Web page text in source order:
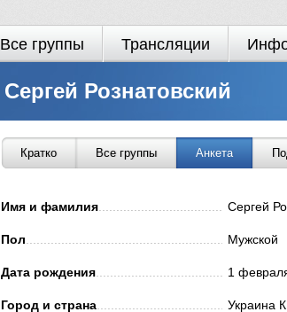
Все группы Трансляции
Сергей Рознатовский
Кратко Все группы Анкета
Имя и фамилия Сергей
Пол Мужской
Дата рождения 1
Город и страна Украина